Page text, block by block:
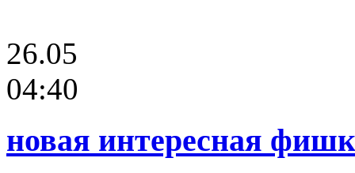
26.05
04:40
новая интересная